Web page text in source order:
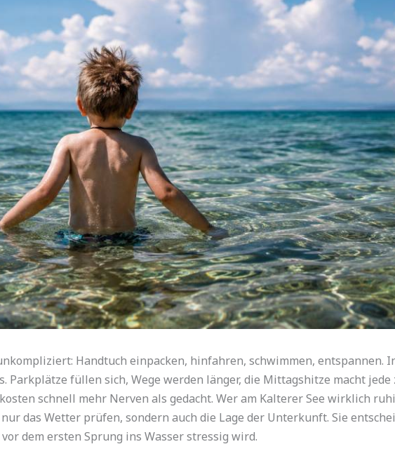
Handtuch einpacken, hinfahren, schwimmen, entspannen.
Parkplätze füllen sich, Wege werden länger, die Mittagshitze macht jede
schnell mehr Nerven als gedacht. Wer am Kalterer See wirklich
das Wetter prüfen, sondern auch die Lage der Unterkunft. Sie
dem ersten Sprung ins Wasser stressig wird.